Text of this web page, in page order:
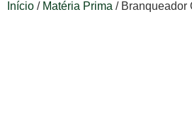
Início / Matéria Prima / Branqueador